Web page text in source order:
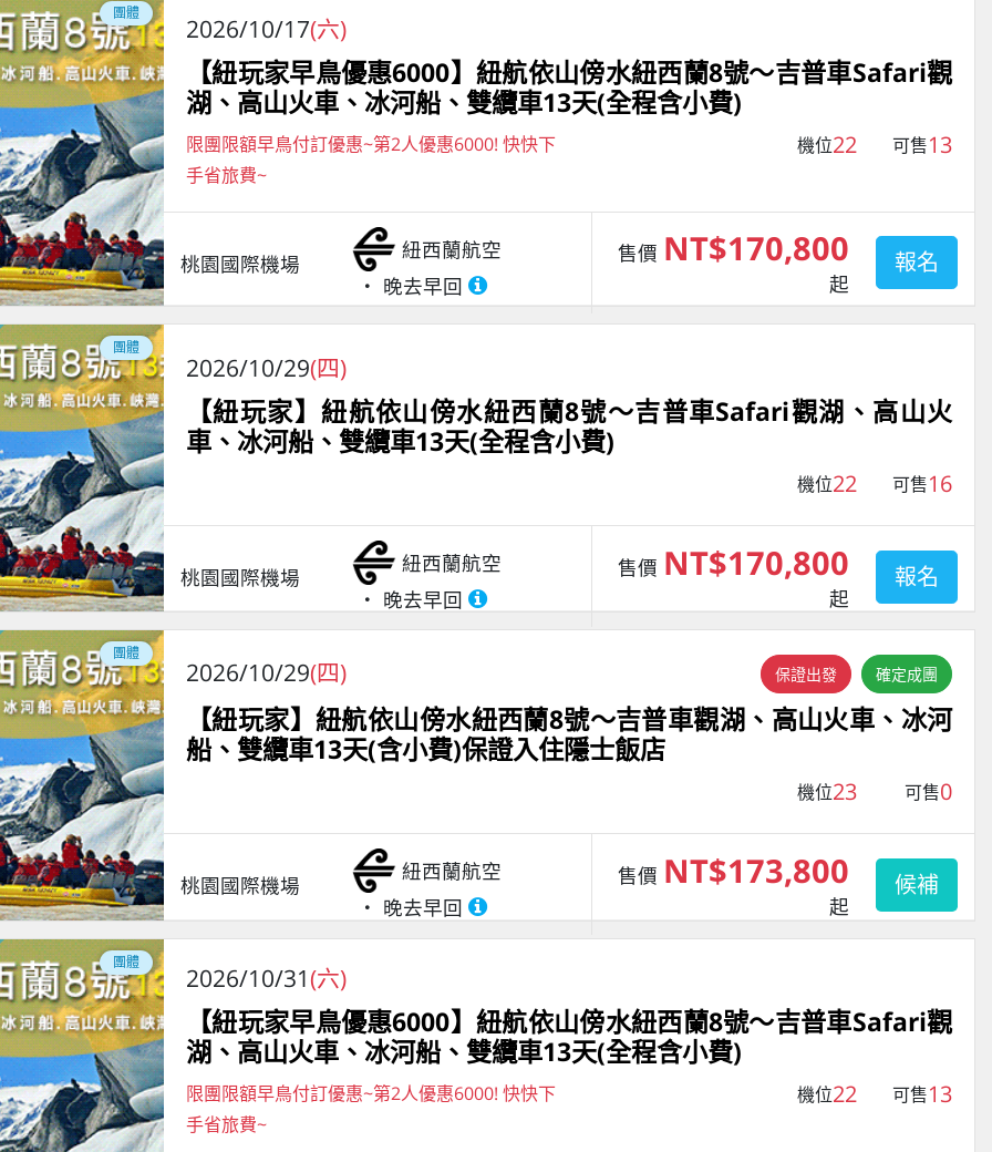
團體
2026/10/17(六)
【紐玩家早鳥優惠6000】紐航依山傍水紐西蘭8號～吉普車Safari觀
湖、高山火車、冰河船、雙纜車13天(全程含小費)
限團限額早鳥付訂優惠~第2人優惠6000! 快快下
手省旅費~
機位22 可售13
桃園國際機場
紐西蘭航空
晚去早回
售價 NT$170,800
起
報名
團體
2026/10/29(四)
【紐玩家】紐航依山傍水紐西蘭8號～吉普車Safari觀湖、高山火
車、冰河船、雙纜車13天(全程含小費)
機位22 可售16
桃園國際機場
紐西蘭航空
晚去早回
售價 NT$170,800
起
報名
團體
2026/10/29(四) 保證出發 確定成團
【紐玩家】紐航依山傍水紐西蘭8號～吉普車觀湖、高山火車、冰河
船、雙纜車13天(含小費)保證入住隱士飯店
機位23 可售0
桃園國際機場
紐西蘭航空
晚去早回
售價 NT$173,800
起
候補
團體
2026/10/31(六)
【紐玩家早鳥優惠6000】紐航依山傍水紐西蘭8號～吉普車Safari觀
湖、高山火車、冰河船、雙纜車13天(全程含小費)
限團限額早鳥付訂優惠~第2人優惠6000! 快快下
手省旅費~
機位22 可售13